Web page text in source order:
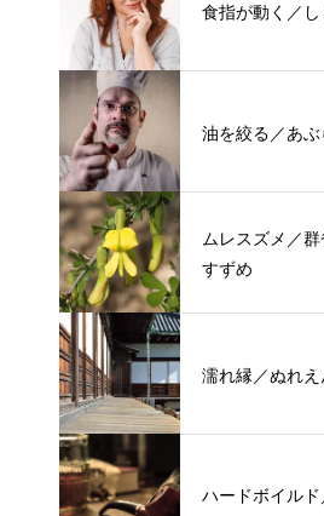
食指が動く／し
油を絞る／あ
ムレスズメ／
すずめ
濡れ縁／ぬれえ
ハードボイル